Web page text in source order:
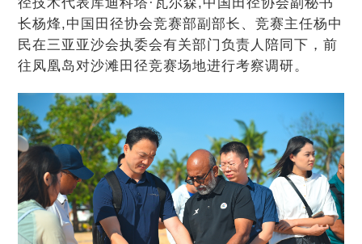
长杨烽,中国田径协会竞赛部副部长、竞赛主任杨中
民在三亚亚沙会执委会有关部门负责人陪同下，前
往凤凰岛对沙滩田径竞赛场地进行考察调研。